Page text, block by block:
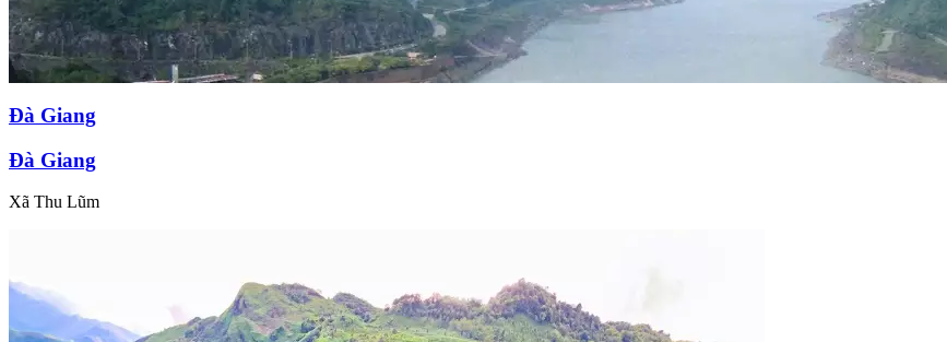
Đà Giang
Đà Giang
Xã Thu Lũm